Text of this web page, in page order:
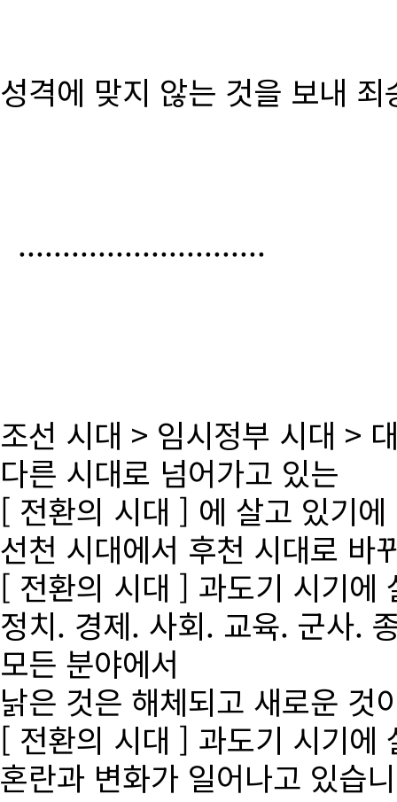
성격에 맞지 않는 것을 보내
............................
조선 시대 > 임시정부 시대 >
다른 시대로 넘어가고 있는
[ 전환의 시대 ] 에 살고 있기에
선천 시대에서 후천 시대로 바
[ 전환의 시대 ] 과도기 시기에
정치. 경제. 사회. 교육. 군사.
모든 분야에서
낡은 것은 해체되고 새로운 것
[ 전환의 시대 ] 과도기 시기에
혼란과 변화가 일어나고 있습